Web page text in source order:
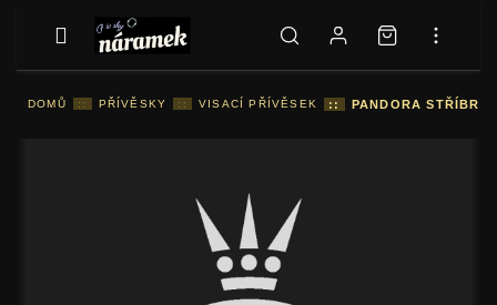
DOMŮ :: PŘÍVĚSKY :: VISACÍ PŘÍVĚSEK :: PANDORA